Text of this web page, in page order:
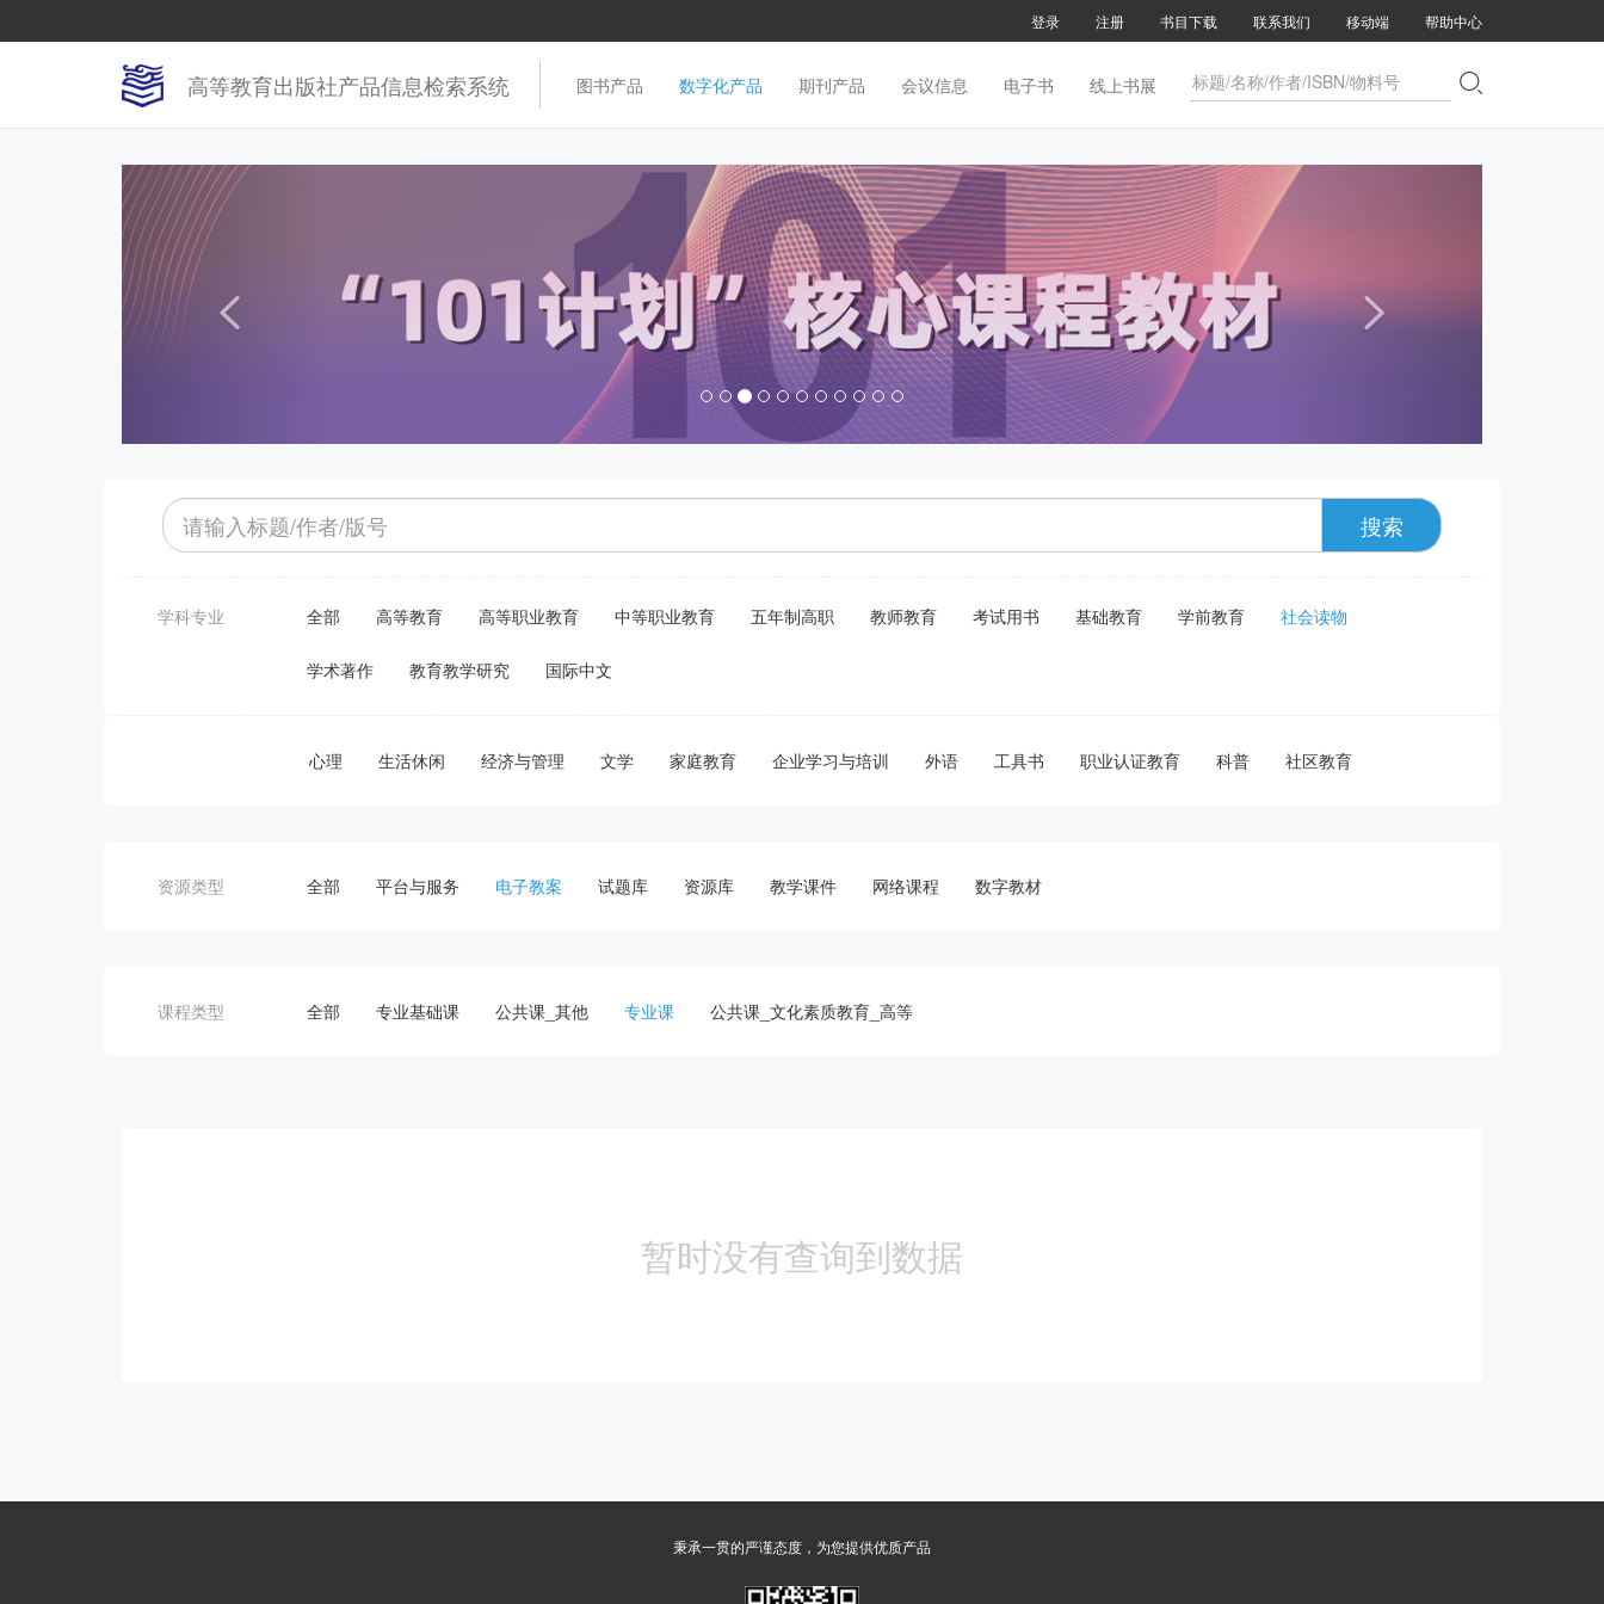
登录 注册 书目下载 联系我们 移动端 帮助中心
高等教育出版社产品信息检索系统 图书产品 数字化产品 期刊产品 会议信息 电子书 线上书展 
 
搜索
学科专业 全部 高等教育 高等职业教育 中等职业教育 五年制高职 教师教育 考试用书 基础教育 学前教育 社会读物
学术著作 教育教学研究 国际中文
心理 生活休闲 经济与管理 文学 家庭教育 企业学习与培训 外语 工具书 职业认证教育 科普 社区教育
资源类型 全部 平台与服务 电子教案 试题库 资源库 教学课件 网络课程 数字教材
课程类型 全部 专业基础课 公共课_其他 专业课 公共课_文化素质教育_高等
暂时没有查询到数据
秉承一贯的严谨态度，为您提供优质产品